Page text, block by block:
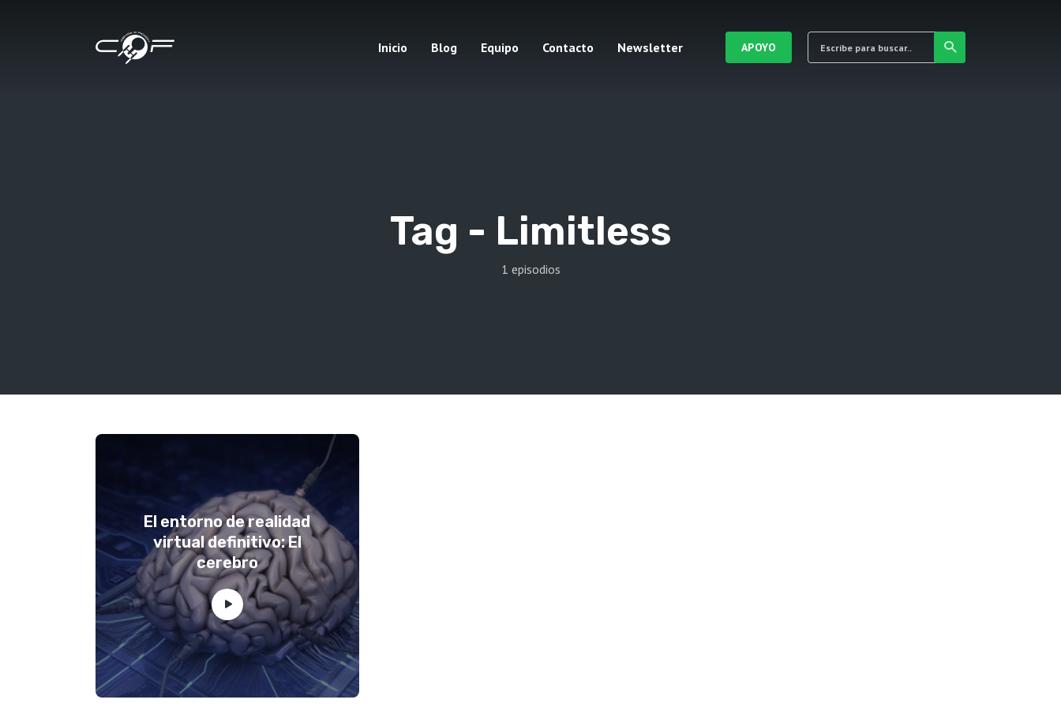
Inicio Blog Equipo Contacto Newsletter APOYO
Tag - Limitless
1 episodios
El entorno de realidad
virtual definitivo: El
cerebro